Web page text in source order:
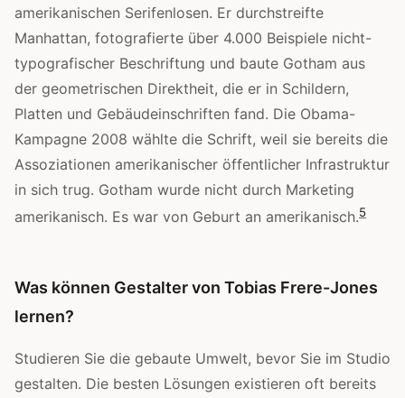
amerikanischen Serifenlosen. Er durchstreifte
Manhattan, fotografierte über 4.000 Beispiele nicht-
typografischer Beschriftung und baute Gotham aus
der geometrischen Direktheit, die er in Schildern,
Platten und Gebäudeinschriften fand. Die Obama-
Kampagne 2008 wählte die Schrift, weil sie bereits die
Assoziationen amerikanischer öffentlicher Infrastruktur
in sich trug. Gotham wurde nicht durch Marketing
amerikanisch. Es war von Geburt an amerikanisch.5
Was können Gestalter von Tobias Frere-Jones
lernen?
Studieren Sie die gebaute Umwelt, bevor Sie im Studio
gestalten. Die besten Lösungen existieren oft bereits